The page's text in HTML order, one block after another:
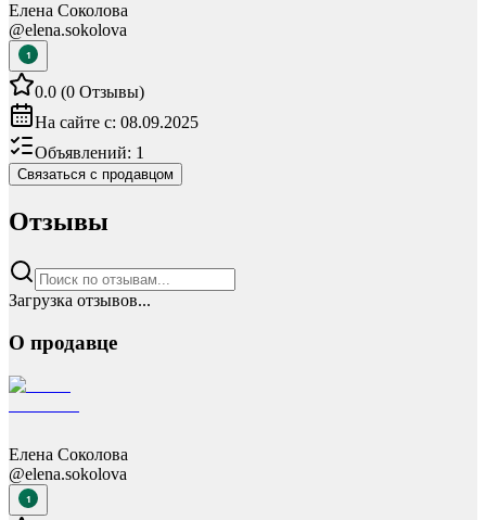
Елена Соколова
@elena.sokolova
1
0.0 (0 Отзывы)
На сайте с: 08.09.2025
Объявлений: 1
Связаться с продавцом
Отзывы
Загрузка отзывов...
О продавце
Елена Соколова
@elena.sokolova
1